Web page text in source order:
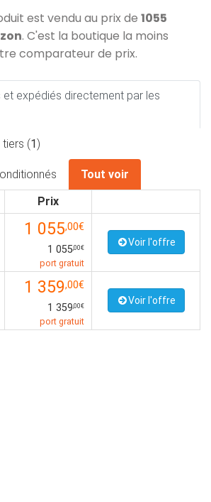
est vendu au prix de 1055
. C'est la boutique la moins
comparateur de prix.
et expédiés directement par les
tiers (1)
Tout voir
Prix
1 055,00€
1 055,00€
port gratuit
Voir l'offre
1 359,00€
1 359,00€
port gratuit
Voir l'offre